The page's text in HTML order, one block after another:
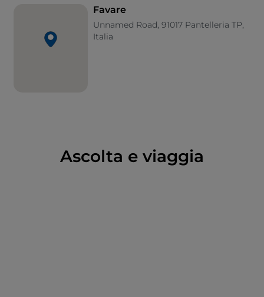
Favare
Unnamed Road, 91017 Pantelleria TP,
Italia
Ascolta e viaggia